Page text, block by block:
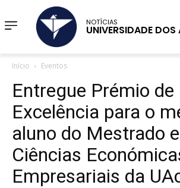
NOTÍCIAS
UNIVERSIDADE DOS
Início Eventos
Entregue Prémio de
Excelência para o
aluno do Mestrado
Ciências
Empresariais da